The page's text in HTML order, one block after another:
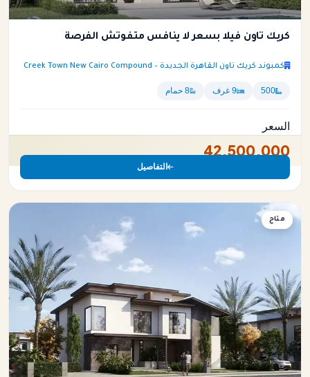
كريك تاون فيلا بسعر لا ينافس متفوتش الفرصة
كمبوند كريك تاون القاهرة الجديدة – Creek Town New Cairo Compound
500 9 غرف 8 حمام
السعر
42,500,000
التفاصيل
فيلا
متاح